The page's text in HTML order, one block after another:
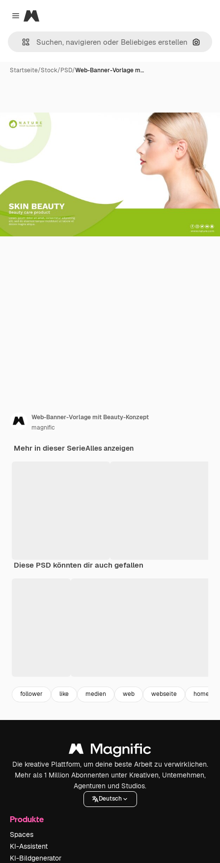
Close menu
Magnific
Nach
Startseite/Stock/PSD/Web-Banner-Vorlage m…
Web-Banner-Vorlage mit Beauty-Konzept
magnific
Mehr in dieser SerieAlles anzeigen
Diese PSD könnten dir auch gefallen
follower like medien web webseite
Die kreative Plattform, um deine beste Arbeit zu verwirklichen.
Mehr als 1 Million Abonnenten unter Kreativen, Unternehmen,
Agenturen und Studios.
Deutsch
Produkte
Spaces
KI-Assistent
KI-Bildgenerator